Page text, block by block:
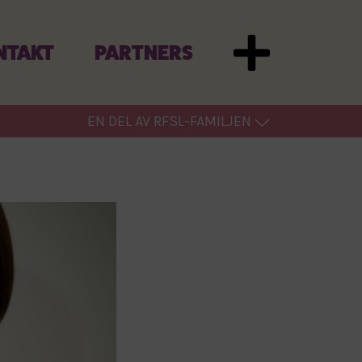
PARTNERS
EN DEL AV RFSL-FAMILJEN